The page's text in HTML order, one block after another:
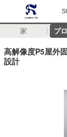
家 プ
高解像度P5屋外
設計